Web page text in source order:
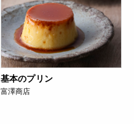
基本のプリン
富澤商店